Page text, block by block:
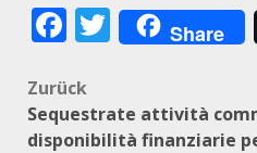
Facebook
Twitter
Share
Zurück
Sequestrate attività
disponibilità finanziarie